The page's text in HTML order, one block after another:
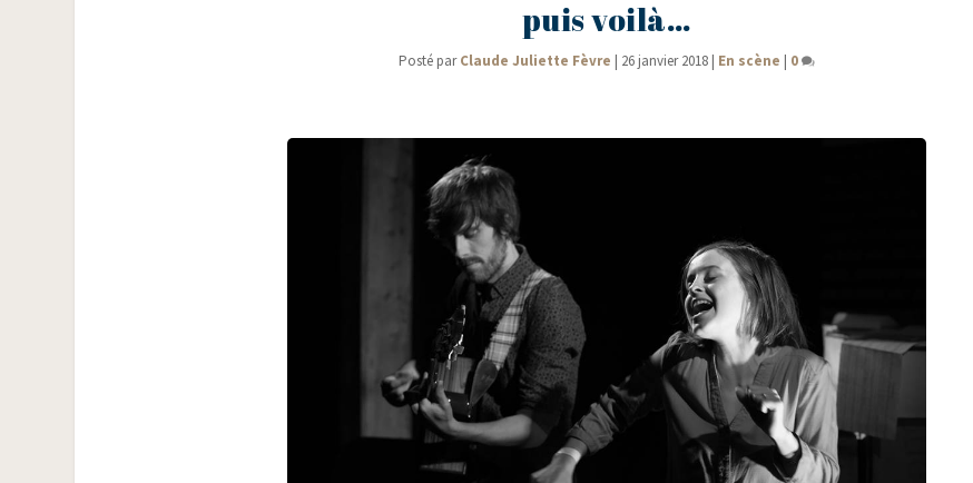
puis voilà…
Posté parClaude Juliette Fèvre | 26 janvier 2018 | En scène | 0